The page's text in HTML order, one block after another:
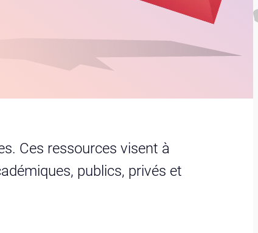
Ces ressources visent à
publics, privés et